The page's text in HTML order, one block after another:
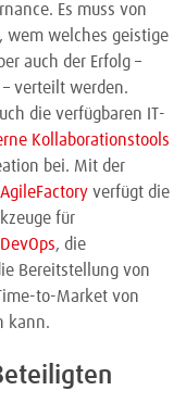
Es muss von
wem welches geistige
auch der Erfolg –
– verteilt werden.
die verfügbaren IT-
Kollaborationstools
bei. Mit der
verfügt die
für
DevOps, die
Bereitstellung von
to-Market von
kann.